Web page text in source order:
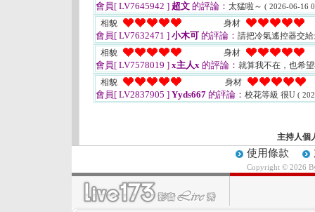
會員[ LV7645942 ] 超文 的評論： 太猛啦～ ( 2026-06-16
相貌 身材
會員[ LV7632471 ] 小木可 的評論： 請把冷氣遙控器交
相貌
身材
會員[ LV7578019 ] x主人x 的評論： 就算我不在，也希
相貌
身材
會員[ LV2837905 ] Yyds667 的評論： 校花等級 很U (
主持人個
使用條款
Copyright © 2026